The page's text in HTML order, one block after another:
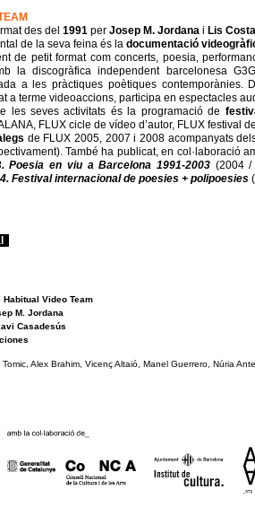
des del 1991 per Josep M. Jordana i Lis Costa
de la seva feina és la documentació
de petit format com concerts, poesia,
la discogràfica independent barcelonesa
a les pràctiques poètiques contemporànies.
a terme videoaccions, participa en espectacles
les seves activitats és la programació de
FLUX cicle de vídeo d’autor, FLUX festival
de FLUX 2005, 2007 i 2008 acompanyats
També ha publicat, en col·laboració
Poesia en viu a Barcelona 1991-2003(2004 /
Festival internacional de poesies + polipoesies
Habitual Video Team
M. Jordana
Casadesús
Tomic, Alex Brahim, Vicenç Altaió, Manel Guerrero, Núria